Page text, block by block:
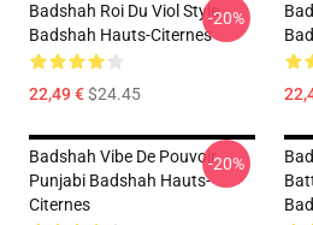
Badshah Roi Du Viol Style
Badshah Hauts-Citernes
22,49 €$24.45
-20%
Badshah Vibe De Pouvoir
Punjabi Badshah Hauts-
Citernes
-20%